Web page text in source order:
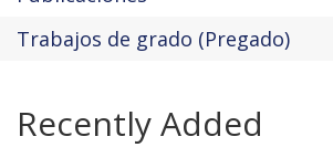
Trabajos de grado (Pregado)
Recently Added